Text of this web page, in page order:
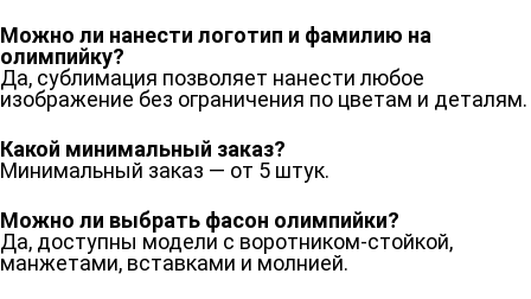
Можно ли нанести логотип и фамилию на
олимпийку?
Да, сублимация позволяет нанести любое
изображение без ограничения по цветам и деталям.
Какой минимальный заказ?
Минимальный заказ — от 5 штук.
Можно ли выбрать фасон олимпийки?
Да, доступны модели с воротником-стойкой,
манжетами, вставками и молнией.